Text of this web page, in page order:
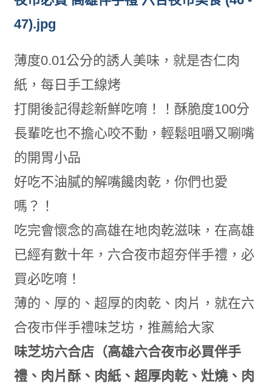
薄度0.01公分的誘人美味，就是杏仁肉
紙，每日手工線烤
打開後記得趁新鮮吃唷！！酥脆度100分
長輩吃也不擔心咬不動，輕鬆咀嚼又唰嘴
的開胃小品
好吃不油膩的解嘴饞肉乾，你們也愛
嗎？！
吃完會懷念的高雄在地肉乾滋味，在高雄
已經有數十年，六合夜市超夯伴手禮，必
買必吃唷！
薄的、厚的、超厚的肉乾、肉片，就在六
合夜市伴手禮味芝坊，推薦給大家
味芝坊六合店（高雄六合夜市必買伴手
禮、肉片酥、肉紙、超厚肉乾、灶燒、肉